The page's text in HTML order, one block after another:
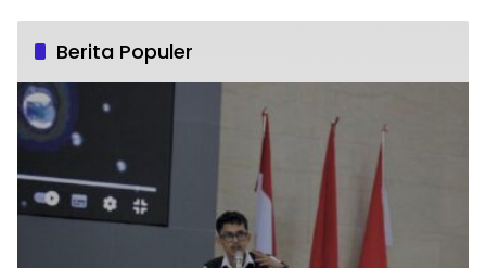
Berita Populer